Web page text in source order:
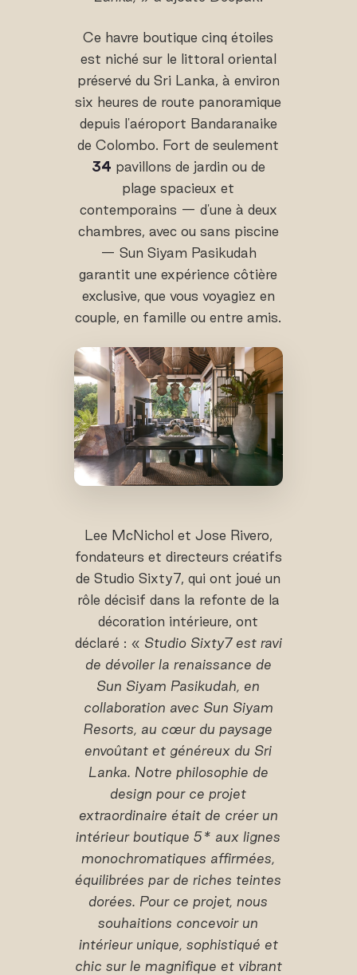
Ce havre boutique cinq étoiles
est niché sur le littoral oriental
préservé du Sri Lanka, à environ
six heures de route panoramique
depuis l'aéroport Bandaranaike
de Colombo. Fort de seulement
34 pavillons de jardin ou de
plage spacieux et
contemporains — d'une à deux
chambres, avec ou sans piscine
— Sun Siyam Pasikudah
garantit une expérience côtière
exclusive, que vous voyagiez en
couple, en famille ou entre amis.
Lee McNichol et Jose Rivero,
fondateurs et directeurs créatifs
de Studio Sixty7, qui ont joué un
rôle décisif dans la refonte de la
décoration intérieure, ont
déclaré : « Studio Sixty7 est ravi
de dévoiler la renaissance de
Sun Siyam Pasikudah, en
collaboration avec Sun Siyam
Resorts, au cœur du paysage
envoûtant et généreux du Sri
Lanka. Notre philosophie de
design pour ce projet
extraordinaire était de créer un
intérieur boutique 5* aux lignes
monochromatiques affirmées,
équilibrées par de riches teintes
dorées. Pour ce projet, nous
souhaitions concevoir un
intérieur unique, sophistiqué et
chic sur le magnifique et vibrant